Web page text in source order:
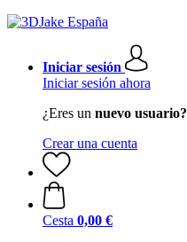
Iniciar sesión
Iniciar sesión ahora
¿Eres un nuevo usuario?
Crear una cuenta
Cesta 0,00 €